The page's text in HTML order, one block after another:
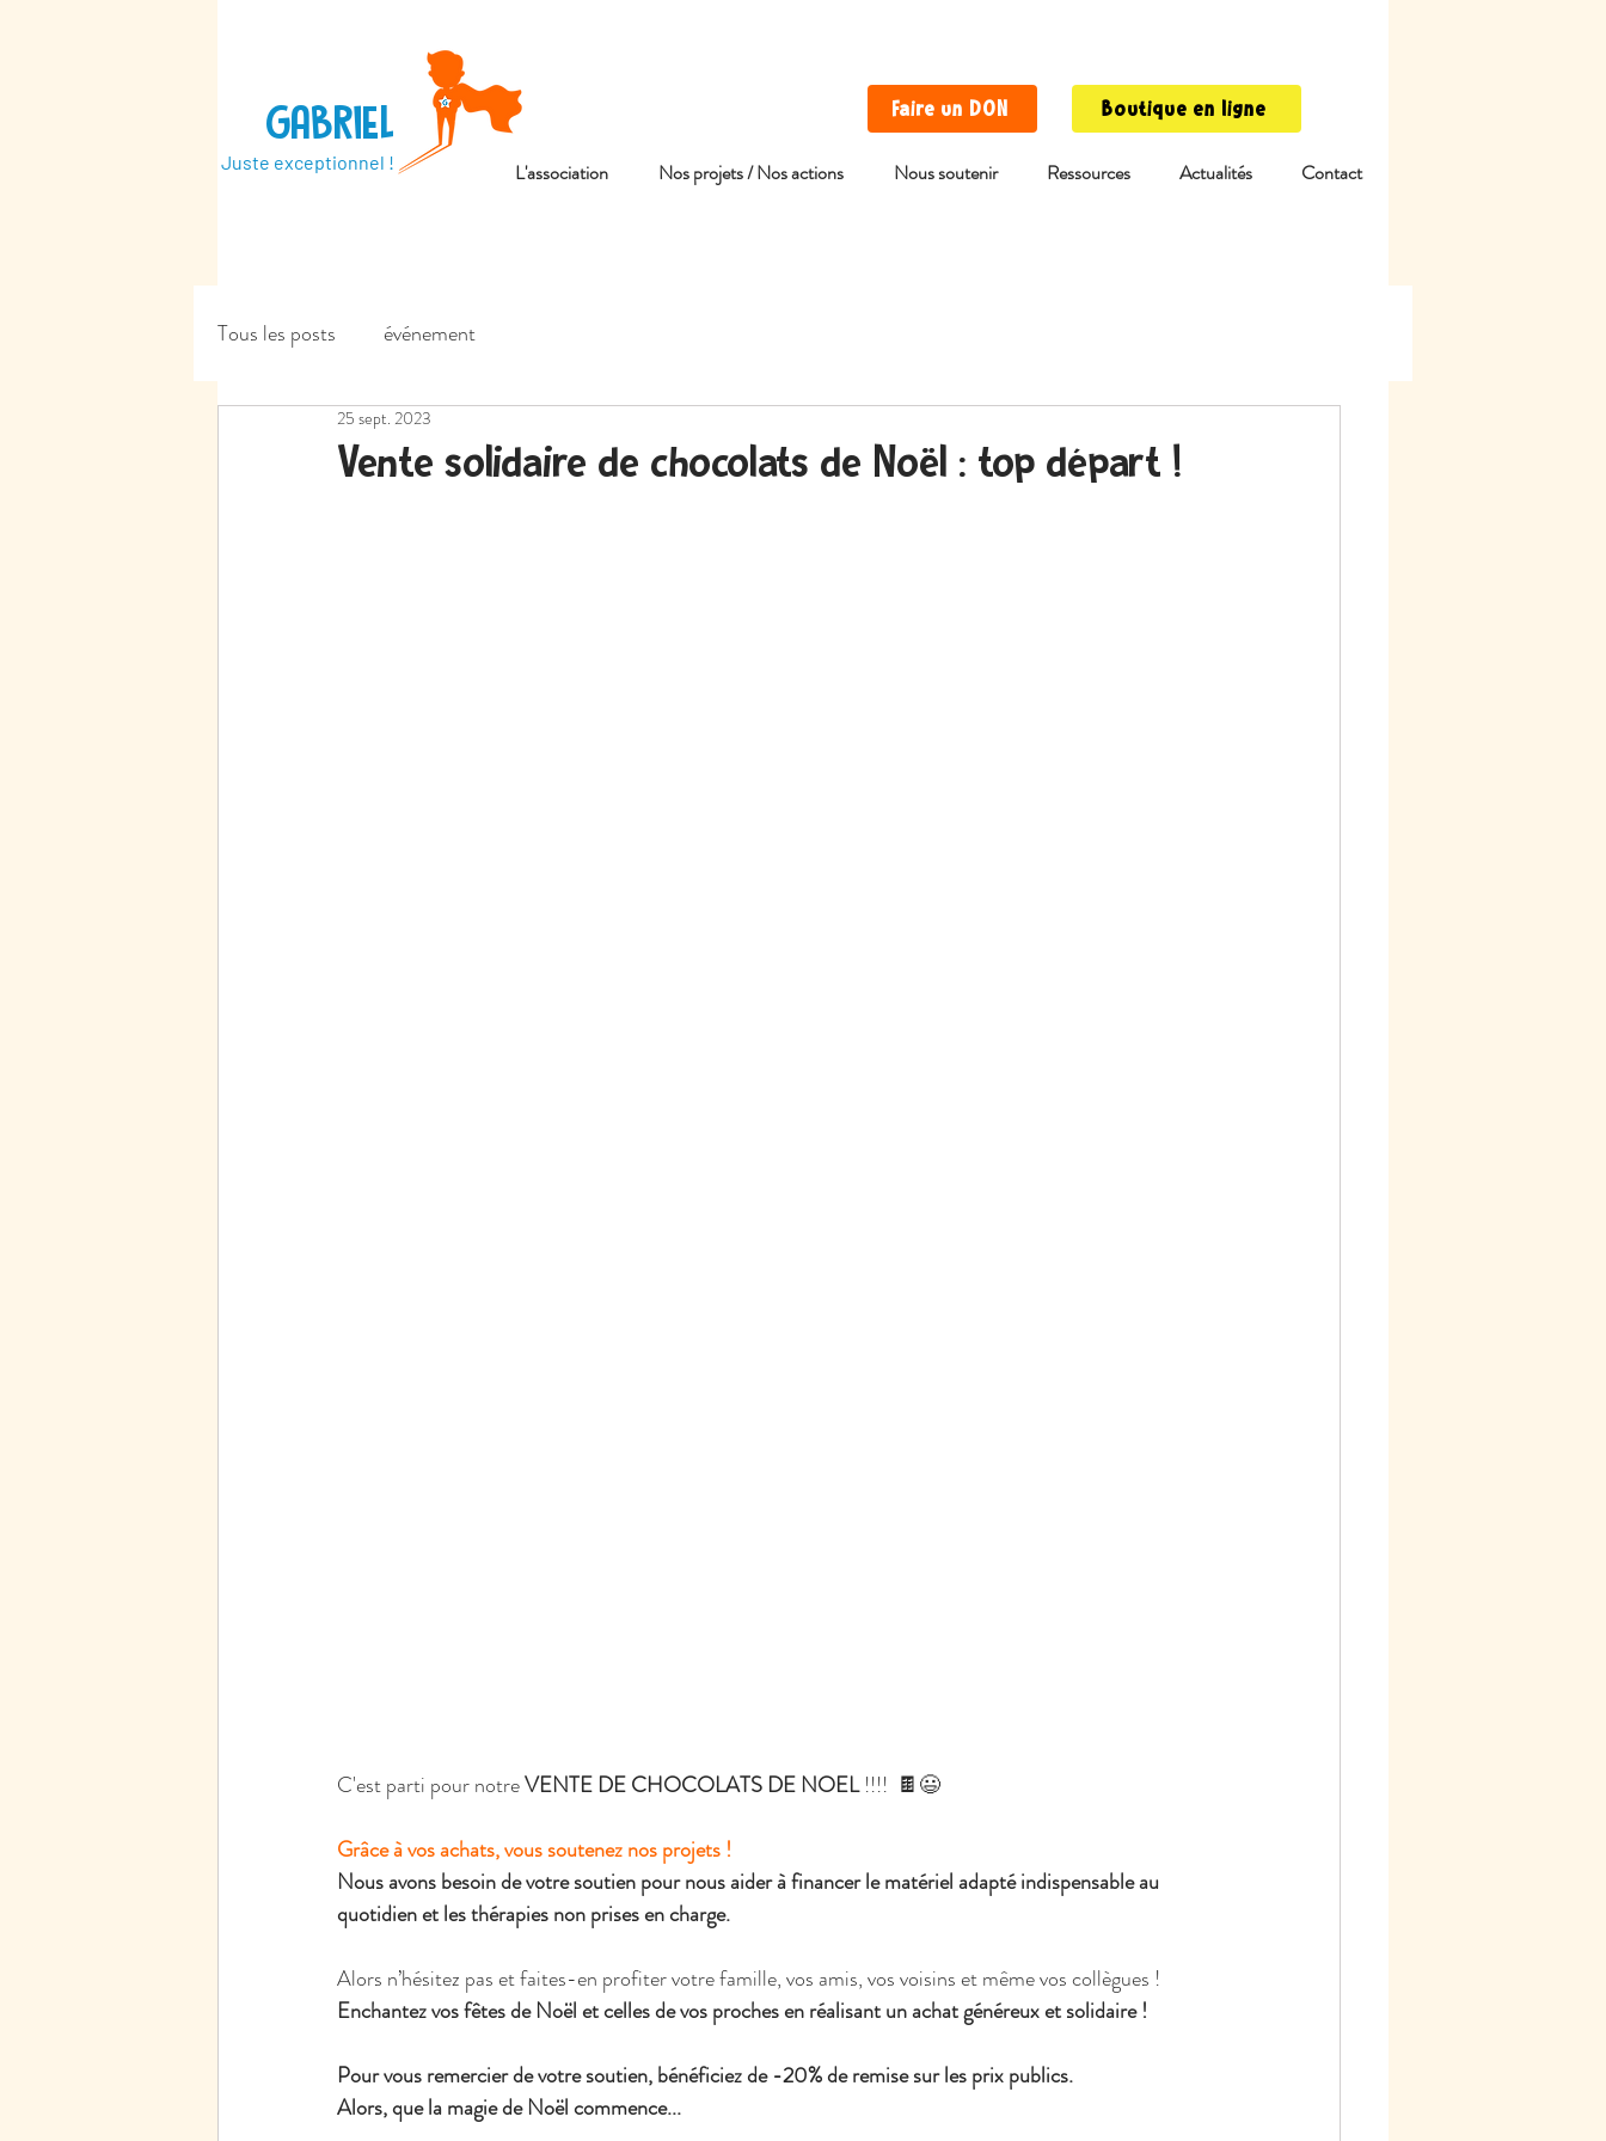
L'association Nos projets / Nos actions Nous soutenir Ressources Actualités Contact
GABRIEL
Juste exceptionnel !
Faire un DON Boutique en ligne
Tous les posts événement
Vente solidaire de chocolats de Noël : top départ !
25 sept. 2023
C'est parti pour notre VENTE DE CHOCOLATS DE NOEL !!!!  🍫😃
Grâce à vos achats, vous soutenez nos projets !
Nous avons besoin de votre soutien pour nous aider à financer le matériel adapté indispensable au
quotidien et les thérapies non prises en charge.
Alors n’hésitez pas et faites-en profiter votre famille, vos amis, vos voisins et même vos collègues !
Enchantez vos fêtes de Noël et celles de vos proches en réalisant un achat généreux et solidaire !
Pour vous remercier de votre soutien, bénéficiez de -20% de remise sur les prix publics.
Alors, que la magie de Noël commence...